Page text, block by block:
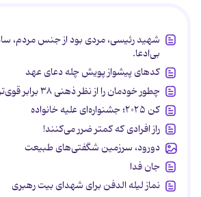
شهید رئیسی، مردی بود از جنس مردم،
بی‌ادعا.
کدهای پیشواز پویش چله دعای عهد
چطور خودمان را از نظر ذهنی ۳۸ برابر قوی‌تر کنیم؟
کن ۲۰۲۵؛ جشنواره‌ای علیه خانواده
راز افرادی که کمتر ضرر می‌کنند!
دورود، سرزمین شگفتی‌های طبیعت
جان فدا
نماز لیله الدفن برای شهدای بیت رهبری